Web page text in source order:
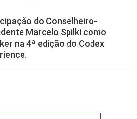
do Conselheiro-
Marcelo Spilki como
na 4ª edição do Codex